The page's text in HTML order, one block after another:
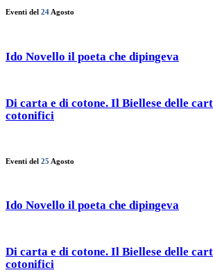
Eventi del 24 Agosto
Ido Novello il poeta che dipingeva
Di carta e di cotone. Il Biellese delle
cotonifici
Eventi del 25 Agosto
Ido Novello il poeta che dipingeva
Di carta e di cotone. Il Biellese delle
cotonifici